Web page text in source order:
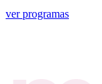
ver programas